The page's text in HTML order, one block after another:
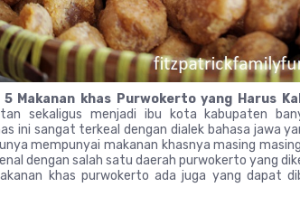
Makanan khas Purwokerto yang Harus
sekaligus menjadi ibu kota kabupaten
ini sangat terkeal dengan dialek bahasa jawa
mempunyai makanan khasnya masing
dengan salah satu daerah purwokerto yang
khas purwokerto ada juga yang dapat